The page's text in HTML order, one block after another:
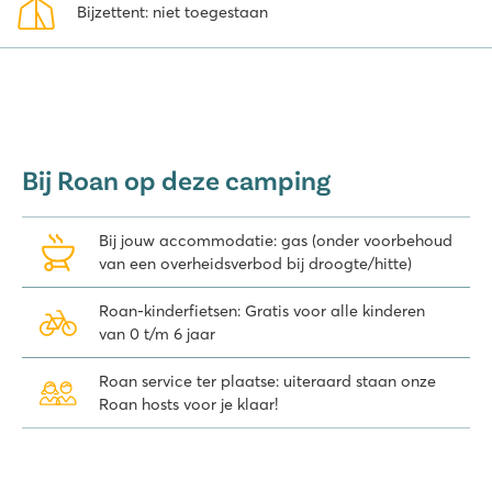
Bijzettent: niet toegestaan
Bij Roan op deze camping
Bij jouw accommodatie: gas (onder voorbehoud
van een overheidsverbod bij droogte/hitte)
Roan-kinderfietsen: Gratis voor alle kinderen
van 0 t/m 6 jaar
Roan service ter plaatse: uiteraard staan onze
Roan hosts voor je klaar!